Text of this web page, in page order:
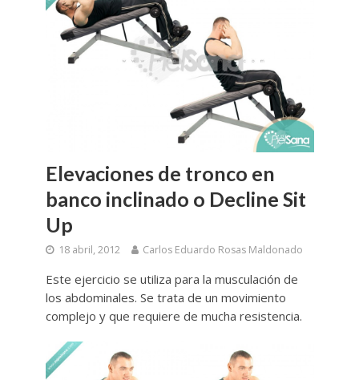
Elevaciones de tronco en
banco inclinado o Decline Sit
Up
18 abril, 2012 Carlos Eduardo Rosas Maldonado
Este ejercicio se utiliza para la musculación de
los abdominales. Se trata de un movimiento
complejo y que requiere de mucha resistencia.